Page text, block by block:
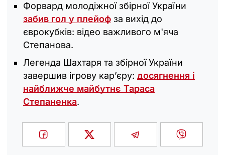
Форвард молодіжної збірної України
забив гол у плейоф за вихід до
єврокубків: відео важливого м'яча
Степанова.
Легенда Шахтаря та збірної України
завершив ігрову кар’єру: досягнення і
найближче майбутнє Тараса
Степаненка.